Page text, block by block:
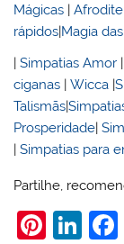
Mágicas |Afrodite
rápidos|Magia
|Simpatias Amor
ciganas |Wicca |
Talismãs|
Prosperidade|
|Simpatias para
Partilhe,
Pi Li